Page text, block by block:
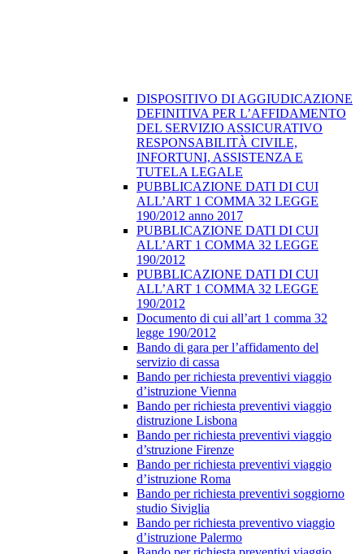
DISPOSITIVO DI AGGIUDICAZIONE
DEFINITIVA PER L’AFFIDAMENTO
DEL SERVIZIO ASSICURATIVO
RESPONSABILITÀ CIVILE,
INFORTUNI, ASSISTENZA E
TUTELA LEGALE
PUBBLICAZIONE DATI DI CUI
ALL’ART 1 COMMA 32 LEGGE
190/2012 anno 2017
PUBBLICAZIONE DATI DI CUI
ALL’ART 1 COMMA 32 LEGGE
190/2012
PUBBLICAZIONE DATI DI CUI
ALL’ART 1 COMMA 32 LEGGE
190/2012
Documento di cui all’art 1 comma 32
legge 190/2012
Bando di gara per l’affidamento del
servizio di cassa
Bando per richiesta preventivi viaggio
d’istruzione Vienna
Bando per richiesta preventivi viaggio
distruzione Lisbona
Bando per richiesta preventivi viaggio
d’struzione Firenze
Bando per richiesta preventivi viaggio
d’istruzione Roma
Bando per richiesta preventivi soggiorno
studio Siviglia
Bando per richiesta preventivo viaggio
d’istruzione Palermo